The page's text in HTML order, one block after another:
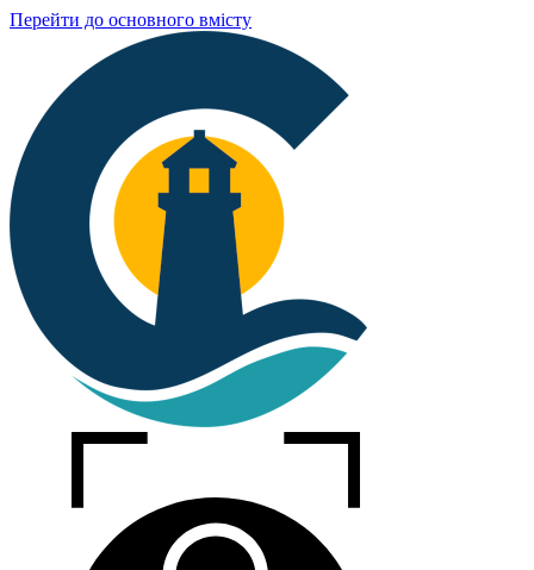
Перейти до основного вмісту